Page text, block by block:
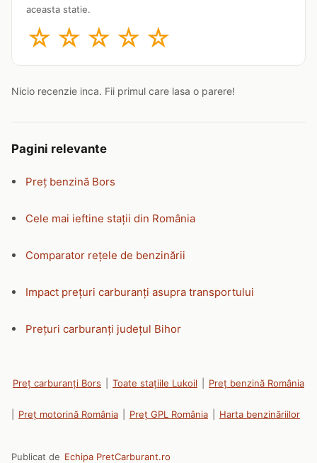
aceasta statie.
☆ ☆ ☆ ☆ ☆
Nicio recenzie inca. Fii primul care lasa o parere!
Pagini relevante
Preț benzină Bors
Cele mai ieftine stații din România
Comparator rețele de benzinării
Impact prețuri carburanți asupra transportului
Prețuri carburanți județul Bihor
Preț carburanți Bors Toate stațiile Lukoil Preț benzină România
Preț motorină România Preț GPL România Harta benzinăriilor
Publicat de Echipa PretCarburant.ro